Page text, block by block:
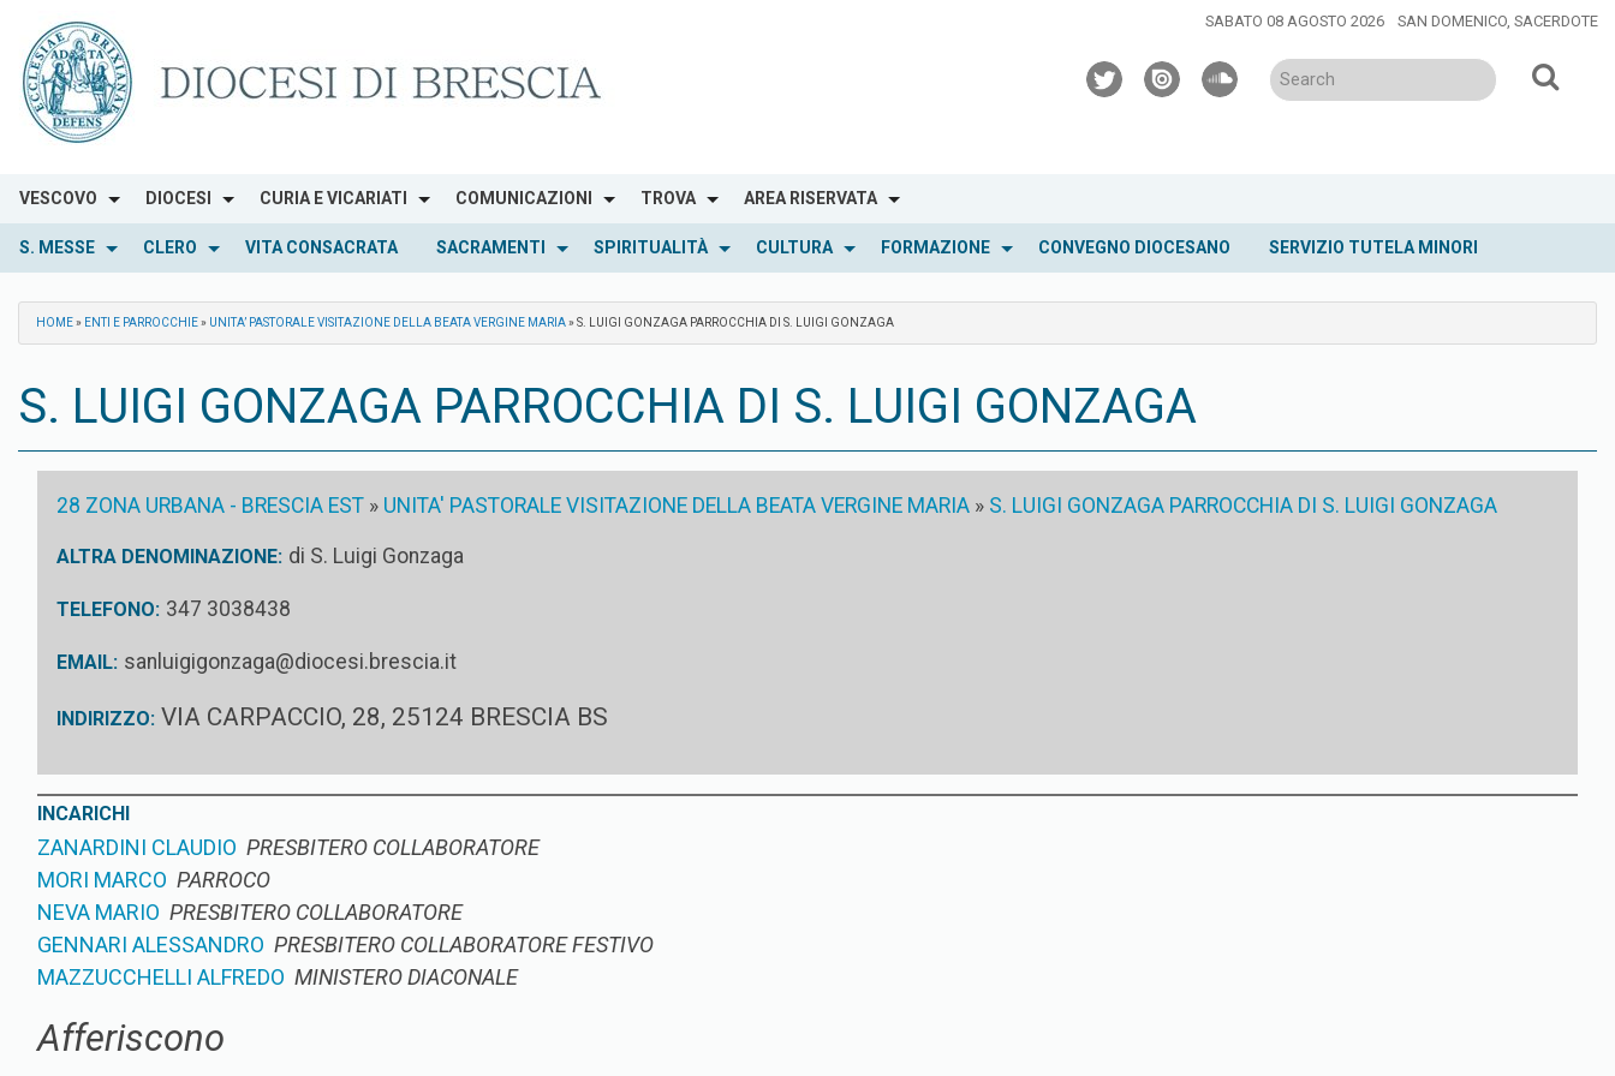
content
SABATO 08 AGOSTO 2026 SAN DOMENICO, SACERDOTE
twitterissuusoundcloud
VESCOVO DIOCESI CURIA E VICARIATI COMUNICAZIONI TROVA AREA RISERVATA
S. MESSE CLERO VITA CONSACRATA SACRAMENTI SPIRITUALITÀ CULTURA FORMAZIONE CONVEGNO DIOCESANO SERVIZIO TUTELA MINORI
HOME» ENTI E PARROCCHIE» UNITA’ PASTORALE VISITAZIONE DELLA BEATA VERGINE MARIA»S. LUIGI GONZAGA PARROCCHIA DI S. LUIGI GONZAGA
S. LUIGI GONZAGA PARROCCHIA DI S. LUIGI GONZAGA
28 ZONA URBANA - BRESCIA EST » UNITA' PASTORALE VISITAZIONE DELLA BEATA VERGINE MARIA » S. LUIGI GONZAGA PARROCCHIA DI S. LUIGI GONZAGA
ALTRA DENOMINAZIONE: di S. Luigi Gonzaga
TELEFONO: 347 3038438
EMAIL: sanluigigonzaga@diocesi.brescia.it
INDIRIZZO: VIA CARPACCIO, 28, 25124 BRESCIA BS
INCARICHI
ZANARDINI CLAUDIO PRESBITERO COLLABORATORE
MORI MARCO PARROCO
NEVA MARIO PRESBITERO COLLABORATORE
GENNARI ALESSANDRO PRESBITERO COLLABORATORE FESTIVO
MAZZUCCHELLI ALFREDO MINISTERO DIACONALE
Afferiscono